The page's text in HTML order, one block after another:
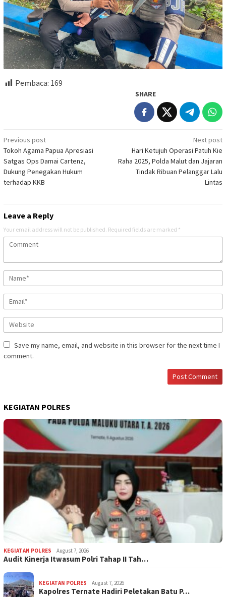
Pembaca: 169
SHARE
Post
navigation
Previous post
Tokoh Agama Papua Apresiasi
Satgas Ops Damai Cartenz,
Dukung Penegakan Hukum
terhadap KKB
Next post
Hari Ketujuh Operasi Patuh Kie
Raha 2025, Polda Malut dan Jajaran
Tindak Ribuan Pelanggar Lalu
Lintas
Leave a Reply
Your email address will not be published. Required fields are marked *
Save my name, email, and website in this browser for the next time I
comment.
KEGIATAN POLRES
KEGIATAN POLRES August 7, 2026
Audit Kinerja Itwasum Polri Tahap II Tah…
KEGIATAN POLRES August 7, 2026
Kapolres Ternate Hadiri Peletakan Batu P…